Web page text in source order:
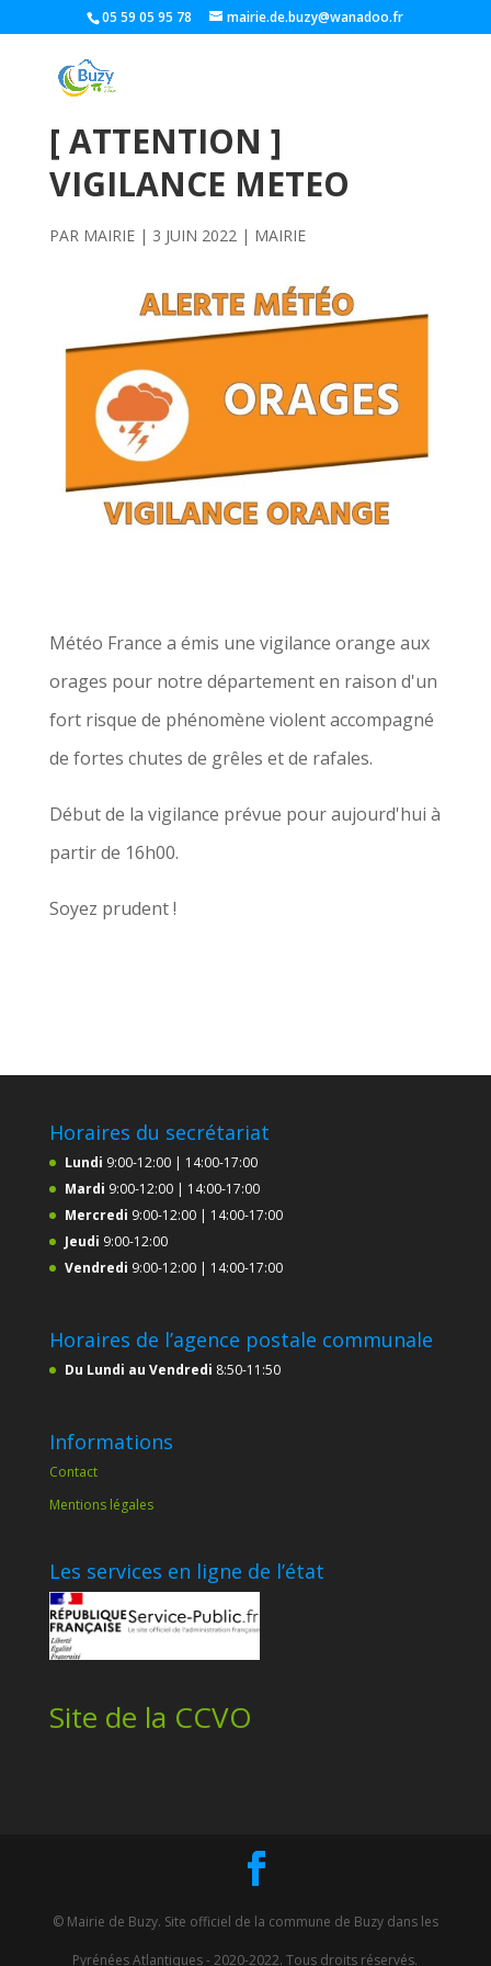
05 59 05 95 78 mairie.de.buzy@wanadoo.fr
[ ATTENTION ]
VIGILANCE METEO
PAR MAIRIE| 3 JUIN 2022| MAIRIE
Météo France a émis une vigilance orange aux
orages pour notre département en raison d'un
fort risque de phénomène violent accompagné
de fortes chutes de grêles et de rafales.
Début de la vigilance prévue pour aujourd'hui à
partir de 16h00.
Soyez prudent !
Horaires du secrétariat
Lundi 9:00-12:00 | 14:00-17:00
Mardi 9:00-12:00 | 14:00-17:00
Mercredi 9:00-12:00 | 14:00-17:00
Jeudi 9:00-12:00
Vendredi 9:00-12:00 | 14:00-17:00
Horaires de l’agence postale communale
Du Lundi au Vendredi 8:50-11:50
Informations
Contact
Mentions légales
Les services en ligne de l’état
Site de la CCVO
© Mairie de Buzy. Site officiel de la commune de Buzy dans les
Pyrénées Atlantiques - 2020-2022. Tous droits réservés.